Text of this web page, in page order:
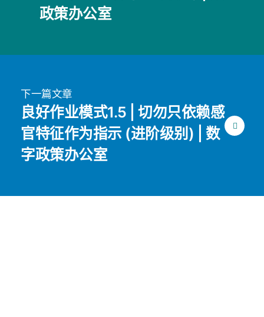
政策办公室
下一篇文章
良好作业模式1.5 | 切勿只依赖感
官特征作为指示 (进阶级别) | 数
字政策办公室